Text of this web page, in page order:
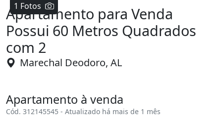
1 Fotos
Apartamento para Venda
Possui 60 Metros Quadrados
com 2
Marechal Deodoro, AL
Apartamento à venda
Cód. 312145545 - Atualizado há mais de 1 mês